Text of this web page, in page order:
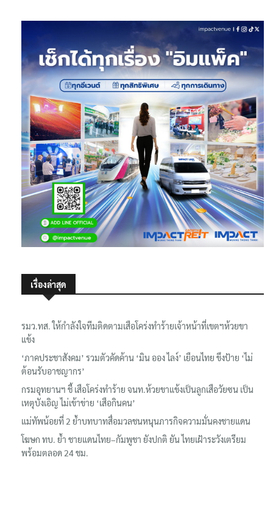
เรื่องล่าสุด
รมว.ทส. ให้กำลังใจทีมติดตามเสือโคร่งทำร้ายเจ้าหน้าที่เขตฯห้วยขา
แข้ง
‘ภาคประชาสังคม’ รวมตัวคัดค้าน ‘มิน ออง ไลง์’ เยือนไทย ขึงป้าย ‘ไม่
ต้อนรับอาชญากร’
กรมอุทยานฯ ชี้ เสือโคร่งทำร้าย จนท.ห้วยขาแข้งเป็นลูกเสือวัยซน เป็น
เหตุบังเอิญ ไม่เข้าข่าย ‘เสือกินคน’
แม่ทัพน้อยที่ 2 ย้ำบทบาทสื่อมวลชนหนุนภารกิจความมั่นคงชายแดน
โฆษก ทบ. ย้ำ ชายแดนไทย–กัมพูชา ยังปกติ ยัน ไทยเฝ้าระวังเตรียม
พร้อมตลอด 24 ชม.